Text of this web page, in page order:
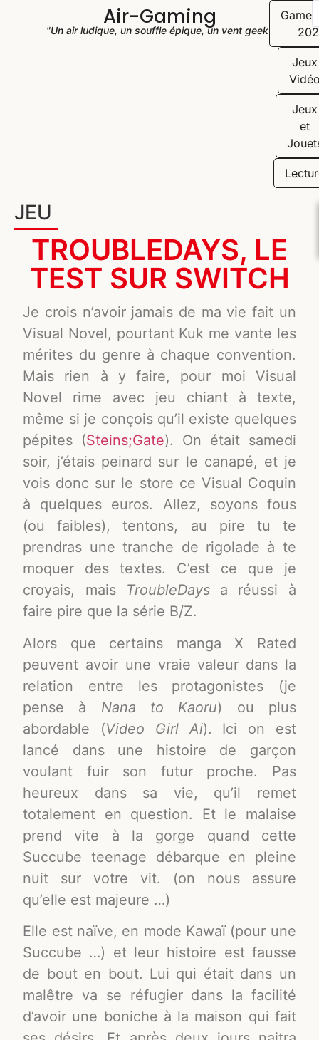
Air-Gaming
"Un air ludique, un souffle épique, un vent geek"
Jeux
Jeux
et
JEU
TROUBLEDAYS, LE
TEST SUR SWITCH
Je crois n’avoir jamais de ma vie fait un
Visual Novel, pourtant Kuk me vante les
mérites du genre à chaque convention.
Mais rien à y faire, pour moi Visual
Novel rime avec jeu chiant à texte,
même si je conçois qu’il existe quelques
pépites (Steins;Gate). On était samedi
soir, j’étais peinard sur le canapé, et je
vois donc sur le store ce Visual Coquin
à quelques euros. Allez, soyons fous
(ou faibles), tentons, au pire tu te
prendras une tranche de rigolade à te
moquer des textes. C’est ce que je
croyais, mais TroubleDays a réussi à
faire pire que la série B/Z.
Alors que certains manga X Rated
peuvent avoir une vraie valeur dans la
relation entre les protagonistes (je
pense à Nana to Kaoru) ou plus
abordable (Video Girl Ai). Ici on est
lancé dans une histoire de garçon
voulant fuir son futur proche. Pas
heureux dans sa vie, qu’il remet
totalement en question. Et le malaise
prend vite à la gorge quand cette
Succube teenage débarque en pleine
nuit sur votre vit. (on nous assure
qu’elle est majeure …)
Elle est naïve, en mode Kawaï (pour une
Succube …) et leur histoire est fausse
de bout en bout. Lui qui était dans un
malêtre va se réfugier dans la facilité
d’avoir une boniche à la maison qui fait